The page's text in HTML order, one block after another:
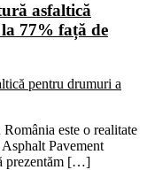
asfaltică
77% față de
este o realitate
Pavement
prezentăm […]